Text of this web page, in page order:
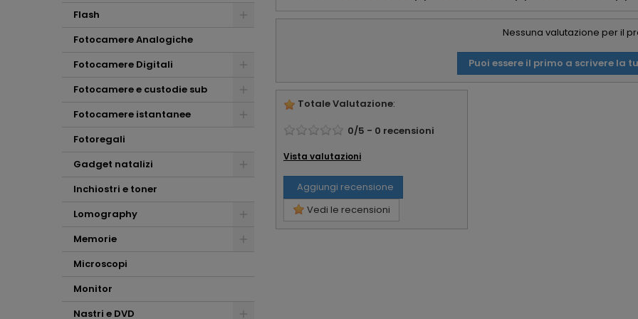
Flash
Fotocamere Analogiche
Fotocamere Digitali
Fotocamere e custodie sub
Fotocamere istantanee
Fotoregali
Gadget natalizi
Inchiostri e toner
Lomography
Memorie
Microscopi
Monitor
Nastri e DVD
Nessuna valutazione per il
Puoi essere il primo a scrivere la
Totale Valutazione:
0/5 - 0 recensioni
Vista valutazioni
Aggiungi recensione
Vedi le recensioni